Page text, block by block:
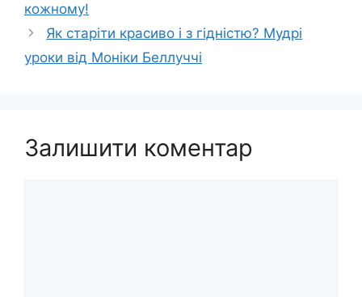
кожному!
Як старіти красиво і з гідністю? Мудрі
уроки від Моніки Беллуччі
Залишити коментар